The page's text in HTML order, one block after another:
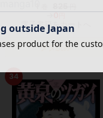
→0
電子書籍をカートへ
タダ読み
34